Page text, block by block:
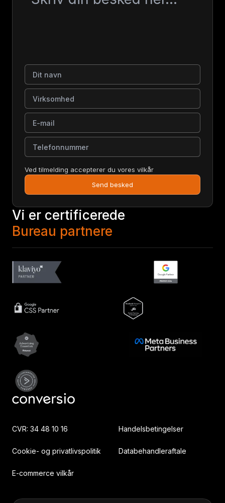
Dit navn
Virksomhed
E-mail
Telefonnummer
Ved tilmelding accepterer du vores vilkår
Send besked
Vi er certificerede
Bureau partnere
CVR: 34 48 10 16 Handelsbetingelser
Cookie- og privatlivspolitik Databehandleraftale
E-commerce vilkår